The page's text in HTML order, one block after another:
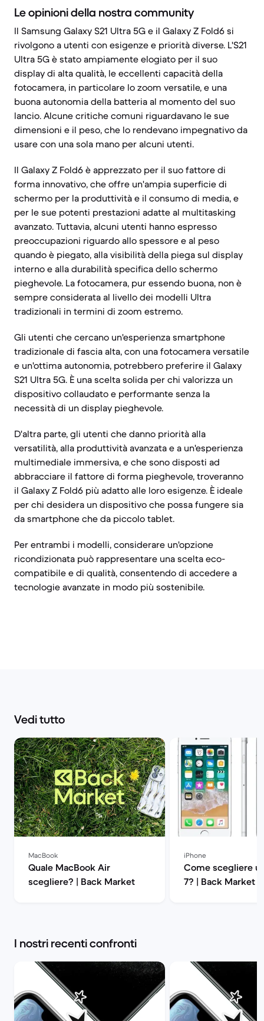
Le opinioni della nostra community
Il Samsung Galaxy S21 Ultra 5G e il Galaxy Z Fold6 si
rivolgono a utenti con esigenze e priorità diverse. L'S21
Ultra 5G è stato ampiamente elogiato per il suo
display di alta qualità, le eccellenti capacità della
fotocamera, in particolare lo zoom versatile, e una
buona autonomia della batteria al momento del suo
lancio. Alcune critiche comuni riguardavano le sue
dimensioni e il peso, che lo rendevano impegnativo da
usare con una sola mano per alcuni utenti.
Il Galaxy Z Fold6 è apprezzato per il suo fattore di
forma innovativo, che offre un'ampia superficie di
schermo per la produttività e il consumo di media, e
per le sue potenti prestazioni adatte al multitasking
avanzato. Tuttavia, alcuni utenti hanno espresso
preoccupazioni riguardo allo spessore e al peso
quando è piegato, alla visibilità della piega sul display
interno e alla durabilità specifica dello schermo
pieghevole. La fotocamera, pur essendo buona, non è
sempre considerata al livello dei modelli Ultra
tradizionali in termini di zoom estremo.
Gli utenti che cercano un'esperienza smartphone
tradizionale di fascia alta, con una fotocamera versatile
e un'ottima autonomia, potrebbero preferire il Galaxy
S21 Ultra 5G. È una scelta solida per chi valorizza un
dispositivo collaudato e performante senza la
necessità di un display pieghevole.
D'altra parte, gli utenti che danno priorità alla
versatilità, alla produttività avanzata e a un'esperienza
multimediale immersiva, e che sono disposti ad
abbracciare il fattore di forma pieghevole, troveranno
il Galaxy Z Fold6 più adatto alle loro esigenze. È ideale
per chi desidera un dispositivo che possa fungere sia
da smartphone che da piccolo tablet.
Per entrambi i modelli, considerare un'opzione
ricondizionata può rappresentare una scelta eco-
compatibile e di qualità, consentendo di accedere a
tecnologie avanzate in modo più sostenibile.
Vedi tutto
MacBook
Quale MacBook Air
scegliere? | Back Market
iPhone
Come scegliere
7? | Back Market
I nostri recenti confronti